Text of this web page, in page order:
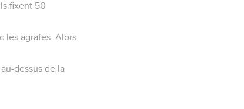
fixent 50
les agrafes. Alors
dessus de la